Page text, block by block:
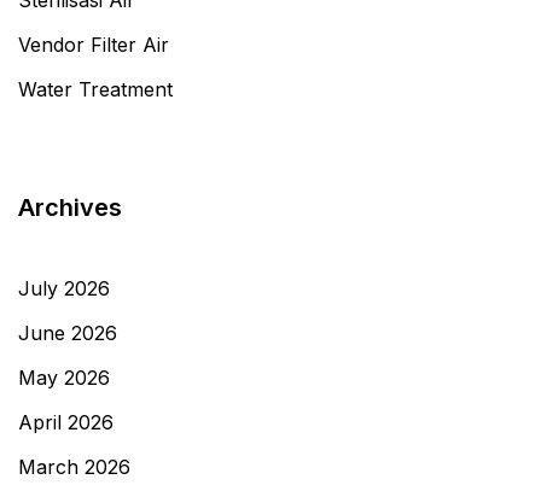
Vendor Filter Air
Water Treatment
Archives
July 2026
June 2026
May 2026
April 2026
March 2026